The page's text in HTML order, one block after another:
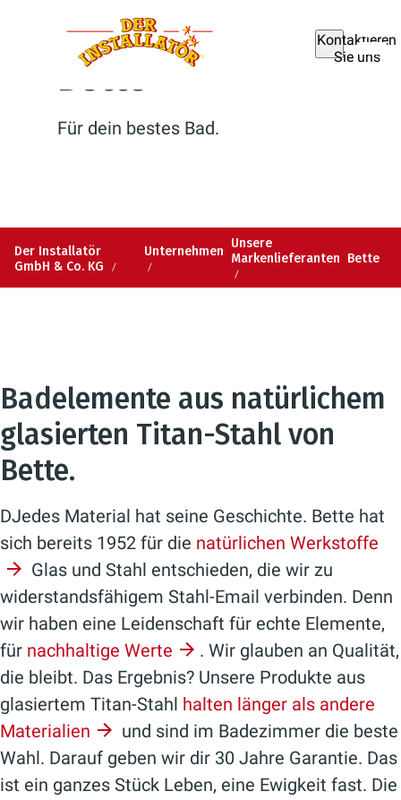
Kontaktieren
Sie uns
Bette
Für dein bestes Bad.
Der Installatör
GmbH & Co. KG
Unternehmen Unsere
Markenlieferanten Bette
Badelemente aus natürlichem
glasierten Titan-Stahl von
Bette.
DJedes Material hat seine Geschichte. Bette hat
sich bereits 1952 für die natürlichen Werkstoffe
Glas und Stahl entschieden, die wir zu
widerstandsfähigem Stahl-Email verbinden. Denn
wir haben eine Leidenschaft für echte Elemente,
für nachhaltige Werte
. Wir glauben an Qualität,
die bleibt. Das Ergebnis? Unsere Produkte aus
glasiertem Titan-Stahl halten länger als andere
Materialien
und sind im Badezimmer die beste
Wahl. Darauf geben wir dir 30 Jahre Garantie. Das
ist ein ganzes Stück Leben, eine Ewigkeit fast. Die